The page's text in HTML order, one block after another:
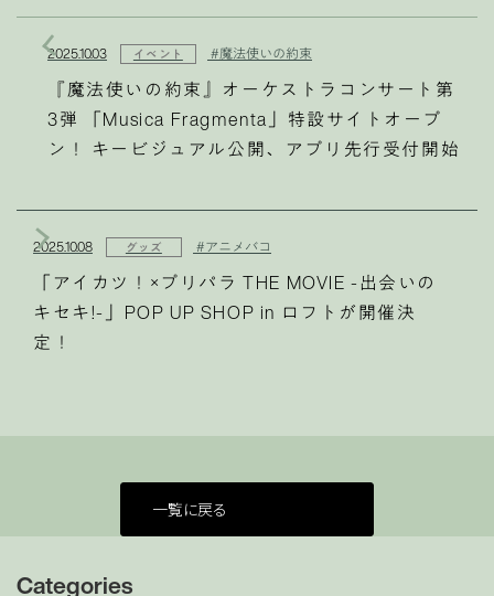
Categories
2025.10.03 イベント #魔法使いの約束
『魔法使いの約束』オーケストラコンサート第
3弾 「Musica Fragmenta」特設サイトオープ
ン！ キービジュアル公開、アプリ先行受付開始
2025.10.08 グッズ #アニメバコ
「アイカツ！×プリパラ THE MOVIE -出会いの
キセキ!-」POP UP SHOP in ロフトが開催決
定！
一覧に戻る